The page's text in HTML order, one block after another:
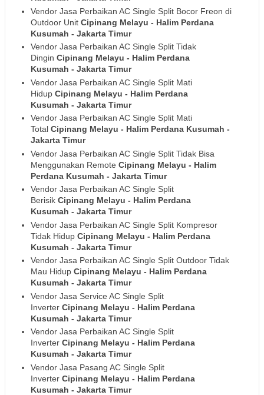
Vendor Jasa Perbaikan AC Single Split Bocor Freon di
Outdoor Unit Cipinang Melayu - Halim Perdana
Kusumah - Jakarta Timur
Vendor Jasa Perbaikan AC Single Split Tidak
Dingin Cipinang Melayu - Halim Perdana
Kusumah - Jakarta Timur
Vendor Jasa Perbaikan AC Single Split Mati
Hidup Cipinang Melayu - Halim Perdana
Kusumah - Jakarta Timur
Vendor Jasa Perbaikan AC Single Split Mati
Total Cipinang Melayu - Halim Perdana Kusumah -
Jakarta Timur
Vendor Jasa Perbaikan AC Single Split Tidak Bisa
Menggunakan Remote Cipinang Melayu - Halim
Perdana Kusumah - Jakarta Timur
Vendor Jasa Perbaikan AC Single Split
Berisik Cipinang Melayu - Halim Perdana
Kusumah - Jakarta Timur
Vendor Jasa Perbaikan AC Single Split Kompresor
Tidak Hidup Cipinang Melayu - Halim Perdana
Kusumah - Jakarta Timur
Vendor Jasa Perbaikan AC Single Split Outdoor Tidak
Mau Hidup Cipinang Melayu - Halim Perdana
Kusumah - Jakarta Timur
Vendor Jasa Service AC Single Split
Inverter Cipinang Melayu - Halim Perdana
Kusumah - Jakarta Timur
Vendor Jasa Perbaikan AC Single Split
Inverter Cipinang Melayu - Halim Perdana
Kusumah - Jakarta Timur
Vendor Jasa Pasang AC Single Split
Inverter Cipinang Melayu - Halim Perdana
Kusumah - Jakarta Timur